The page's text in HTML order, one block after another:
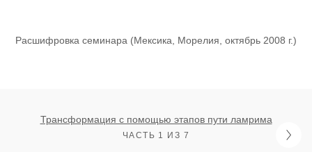
Расшифровка семинара (Мексика, Морелия, октябрь 2008 г.)
Трансформация с помощью этапов пути ламрима
ЧАСТЬ 1 ИЗ 7